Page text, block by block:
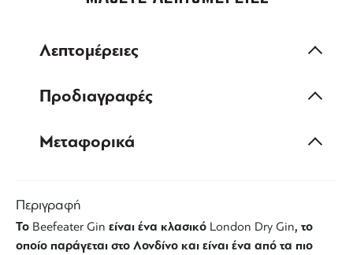
Λεπτομέρειες
Προδιαγραφές
Μεταφορικά
Περιγραφή
Το Beefeater Gin είναι ένα κλασικό London Dry Gin, το
οποίο παράγεται στο Λονδίνο και είναι ένα από τα πιο